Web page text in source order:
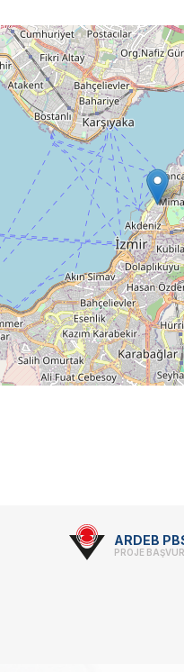
ARDEB
PROJE